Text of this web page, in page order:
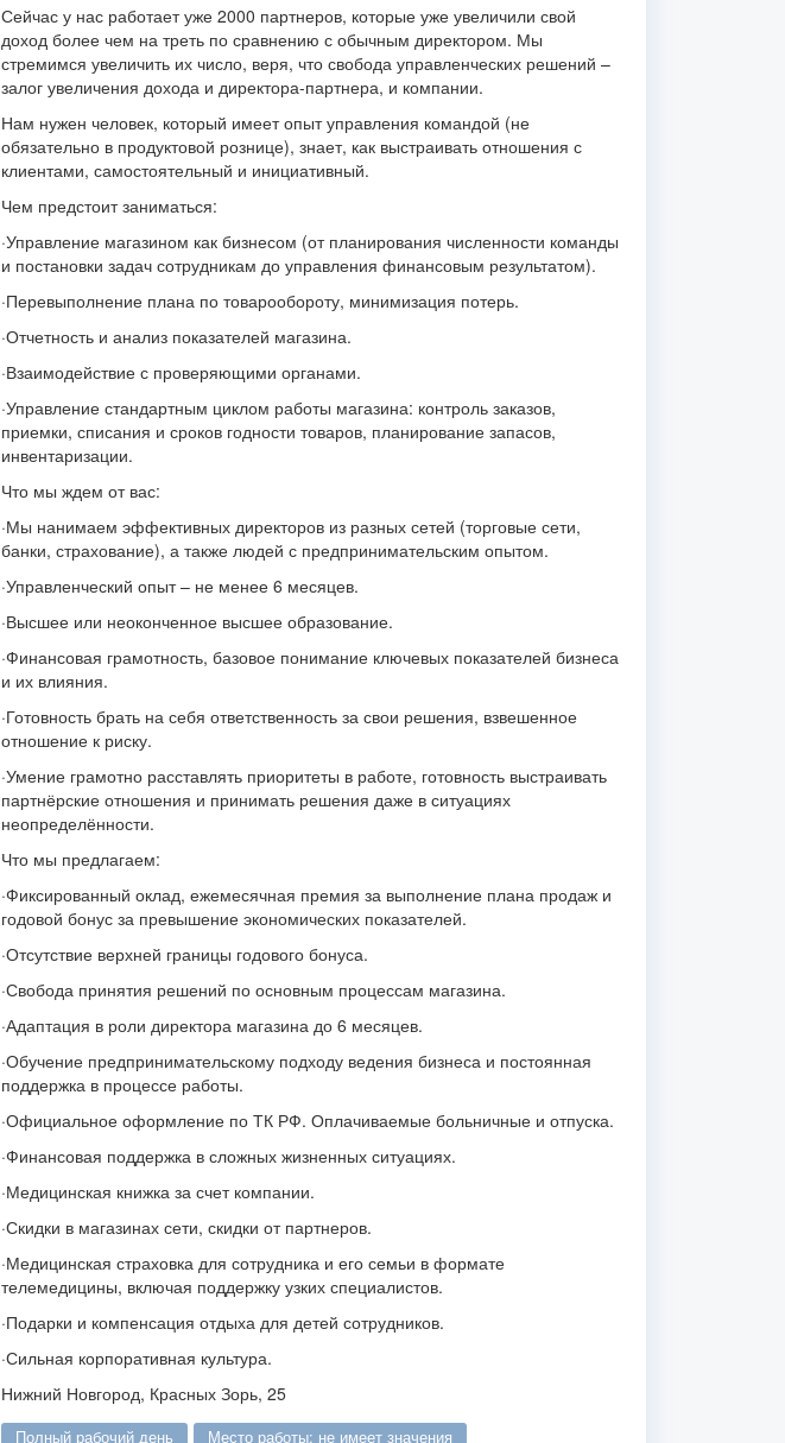
Сейчас у нас работает уже 2000 партнеров, которые уже увеличили свой
доход более чем на треть по сравнению с обычным директором. Мы
стремимся увеличить их число, веря, что свобода управленческих решений –
залог увеличения дохода и директора-партнера, и компании.
Нам нужен человек, который имеет опыт управления командой (не
обязательно в продуктовой рознице), знает, как выстраивать отношения с
клиентами, самостоятельный и инициативный.
Чем предстоит заниматься:
·Управление магазином как бизнесом (от планирования численности команды
и постановки задач сотрудникам до управления финансовым результатом).
·Перевыполнение плана по товарообороту, минимизация потерь.
·Отчетность и анализ показателей магазина.
·Взаимодействие с проверяющими органами.
·Управление стандартным циклом работы магазина: контроль заказов,
приемки, списания и сроков годности товаров, планирование запасов,
инвентаризации.
Что мы ждем от вас:
·Мы нанимаем эффективных директоров из разных сетей (торговые сети,
банки, страхование), а также людей с предпринимательским опытом.
·Управленческий опыт – не менее 6 месяцев.
·Высшее или неоконченное высшее образование.
·Финансовая грамотность, базовое понимание ключевых показателей бизнеса
и их влияния.
·Готовность брать на себя ответственность за свои решения, взвешенное
отношение к риску.
·Умение грамотно расставлять приоритеты в работе, готовность выстраивать
партнёрские отношения и принимать решения даже в ситуациях
неопределённости.
Что мы предлагаем:
·Фиксированный оклад, ежемесячная премия за выполнение плана продаж и
годовой бонус за превышение экономических показателей.
·Отсутствие верхней границы годового бонуса.
·Свобода принятия решений по основным процессам магазина.
·Адаптация в роли директора магазина до 6 месяцев.
·Обучение предпринимательскому подходу ведения бизнеса и постоянная
поддержка в процессе работы.
·Официальное оформление по ТК РФ. Оплачиваемые больничные и отпуска.
·Финансовая поддержка в сложных жизненных ситуациях.
·Медицинская книжка за счет компании.
·Скидки в магазинах сети, скидки от партнеров.
·Медицинская страховка для сотрудника и его семьи в формате
телемедицины, включая поддержку узких специалистов.
·Подарки и компенсация отдыха для детей сотрудников.
·Сильная корпоративная культура.
Нижний Новгород, Красных Зорь, 25
полный рабочий день
место работы: не имеет значения